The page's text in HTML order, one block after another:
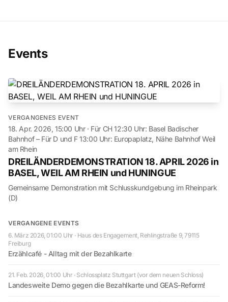
Events
VERGANGENES EVENT
18. Apr. 2026, 15:00 Uhr · Für CH 12:30 Uhr: Basel Badischer
Bahnhof – Für D und F 13:00 Uhr: Europaplatz, Nähe Bahnhof Weil
am Rhein
DREILÄNDERDEMONSTRATION 18. APRIL 2026 in
BASEL, WEIL AM RHEIN und HUNINGUE
Gemeinsame Demonstration mit Schlusskundgebung im Rheinpark
(D)
VERGANGENE EVENTS
6. März 2026, 01:00 Uhr · Haus des Engagement, Rehlingstraße 9, 79115
Freiburg
Erzählcafé - Alltag mit der Bezahlkarte
21. Feb. 2026, 01:00 Uhr · Schlossplatz Stuttgart (vor dem neuen Schloss)
Landesweite Demo gegen die Bezahlkarte und GEAS-Reform!